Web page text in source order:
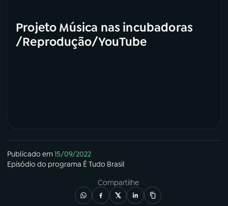
Projeto Música nas incubadoras
/Reprodução/YouTube
Publicado em15/09/2022
Episódio do programa É Tudo Brasil
Compartilhe